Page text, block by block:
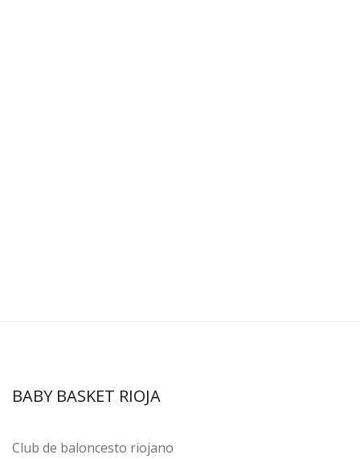
BABY BASKET RIOJA
Club de baloncesto riojano